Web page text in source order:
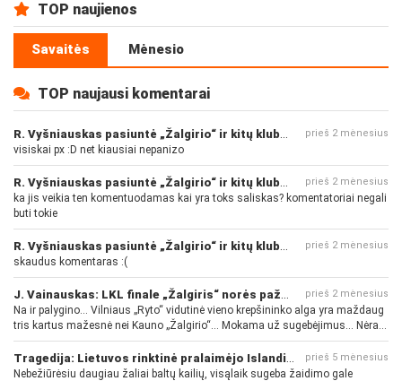
TOP naujienos
Savaitės Mėnesio
TOP naujausi komentarai
prieš 2 mėnesius
visiskai px :D net kiausiai nepanizo
prieš 2 mėnesius
ka jis veikia ten komentuodamas kai yra toks saliskas? komentatoriai negali
buti tokie
prieš 2 mėnesius
skaudus komentaras :(
prieš 2 mėnesius
Na ir palygino... Vilniaus „Ryto“ vidutinė vieno krepšininko alga yra maždaug
tris kartus mažesnė nei Kauno „Žalgirio“... Mokama už sugebėjimus... Nėra
pinigų - nėra gerų žaidėjų...
prieš 5 mėnesius
Nebežiūrėsiu daugiau žaliai baltų kailių, visąlaik sugeba žaidimo gale